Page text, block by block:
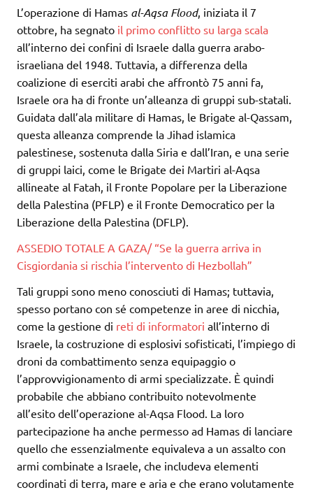
L’operazione di Hamas al-Aqsa Flood, iniziata il 7
ottobre, ha segnato il primo conflitto su larga scala
all’interno dei confini di Israele dalla guerra arabo-
israeliana del 1948. Tuttavia, a differenza della
coalizione di eserciti arabi che affrontò 75 anni fa,
Israele ora ha di fronte un’alleanza di gruppi sub-statali.
Guidata dall’ala militare di Hamas, le Brigate al-Qassam,
questa alleanza comprende la Jihad islamica
palestinese, sostenuta dalla Siria e dall’Iran, e una serie
di gruppi laici, come le Brigate dei Martiri al-Aqsa
allineate al Fatah, il Fronte Popolare per la Liberazione
della Palestina (PFLP) e il Fronte Democratico per la
Liberazione della Palestina (DFLP).
ASSEDIO TOTALE A GAZA/ “Se la guerra arriva in
Cisgiordania si rischia l’intervento di Hezbollah”
Tali gruppi sono meno conosciuti di Hamas; tuttavia,
spesso portano con sé competenze in aree di nicchia,
come la gestione di reti di informatori all’interno di
Israele, la costruzione di esplosivi sofisticati, l’impiego di
droni da combattimento senza equipaggio o
l’approvvigionamento di armi specializzate. È quindi
probabile che abbiano contribuito notevolmente
all’esito dell’operazione al-Aqsa Flood. La loro
partecipazione ha anche permesso ad Hamas di lanciare
quello che essenzialmente equivaleva a un assalto con
armi combinate a Israele, che includeva elementi
coordinati di terra, mare e aria e che erano volutamente